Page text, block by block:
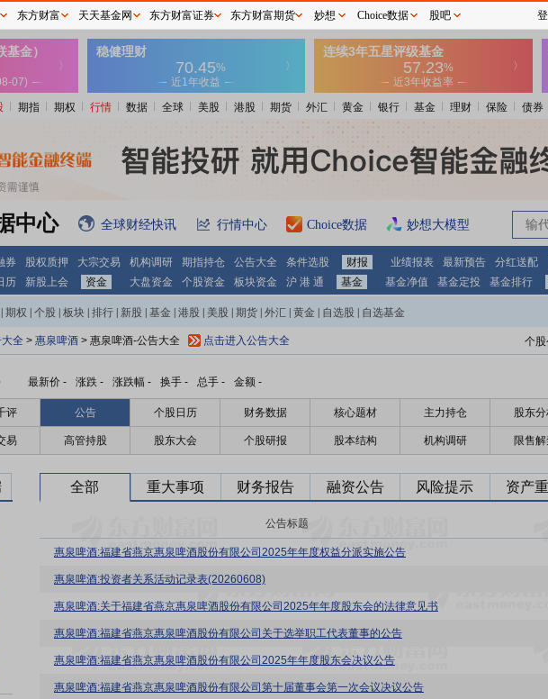
期指 期权 行情 数据 全球 美股 港股 期货 外汇 黄金 银行 基金 理财 保险 债券
中心 全球财经快讯 行情中心 Choice数据 妙想大模型
券 股权质押 大宗交易 机构调研 期指持仓 公告大全 条件选股 财报 业绩报表 最新预告 分红送配
历 新股上会 资金 大盘资金 个股资金 板块资金 沪 港 通 基金 基金净值 基金定投 基金排行
期权 个股 板块 排行 新股 基金 港股 美股 期货 外汇 黄金 自选股 自选基金
全 > 惠泉啤酒 > 惠泉啤酒-公告大全 点击进入公告大全 个股
最新价 - 涨跌 - 涨跌幅 - 换手 - 总手 - 金额 -
评 公告 个股日历 财务数据 核心题材 主力持仓 股东分
易 高管持股 股东大会 个股研报 股本结构 机构调研 限售解
全部 重大事项 财务报告 融资公告 风险提示 资产
公告标题
惠泉啤酒:福建省燕京惠泉啤酒股份有限公司2025年年度权益分派实施公告
惠泉啤酒:投资者关系活动记录表(20260608)
惠泉啤酒:关于福建省燕京惠泉啤酒股份有限公司2025年年度股东会的法律意见书
惠泉啤酒:福建省燕京惠泉啤酒股份有限公司关于选举职工代表董事的公告
惠泉啤酒:福建省燕京惠泉啤酒股份有限公司2025年年度股东会决议公告
惠泉啤酒:福建省燕京惠泉啤酒股份有限公司第十届董事会第一次会议决议公告
东方财富 天天基金网 东方财富证券 东方财富期货 妙想 Choice数据 股吧